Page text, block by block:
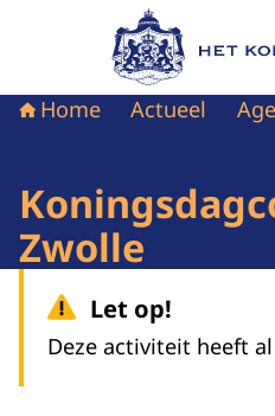
Naar de
Home Actueel
Zwolle
Let op!
Deze activiteit heeft